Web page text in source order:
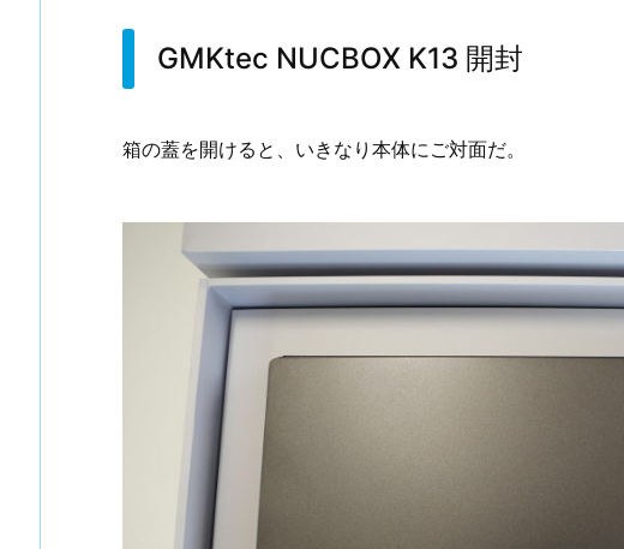
GMKtec NUCBOX K13 開封
箱の蓋を開けると、いきなり本体にご対面だ。